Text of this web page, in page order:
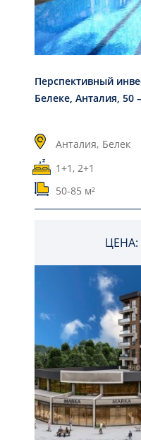
Перспективный
Белеке, Анталия, 50
Анталия, Белек
1+1, 2+1
50-85 м²
ЦЕНА: